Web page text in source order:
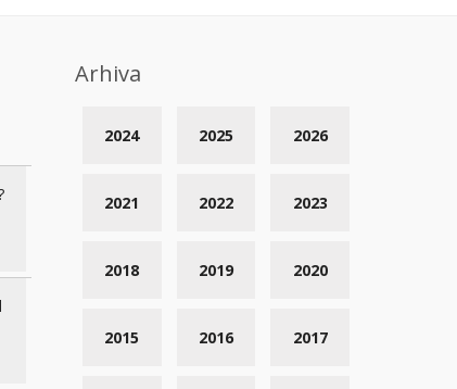
Arhiva
2026
2025
2024
2023
2022
2021
2020
2019
2018
2017
2016
2015